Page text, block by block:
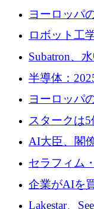
を通じて関
めの資金を
ヨーロッパ
ムとなった
ロボット工
Macrodata
Subatron、
の 1 つに取
確保
半導体：
10社
ヨーロッパ
ユーロの取
スタークは
Funding
ブルクの大
AI大臣、閣
セラフィム
追いつきつ
企業がAIを
る人々が必
Lakestar、